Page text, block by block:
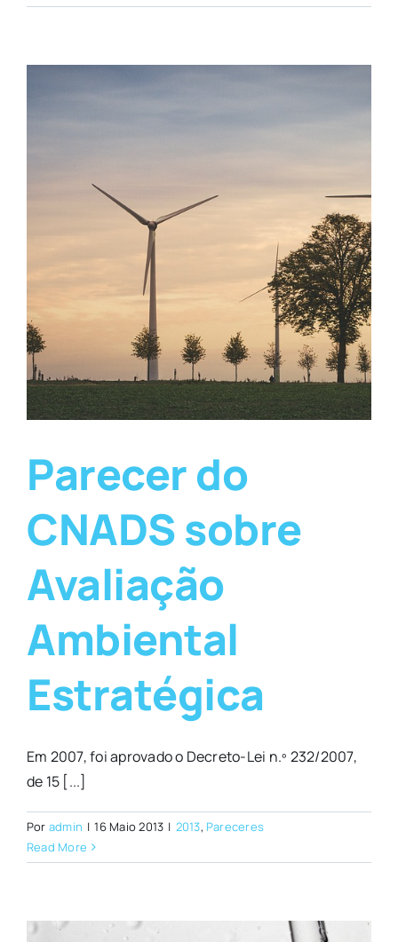
Parecer do
CNADS sobre
Avaliação
Ambiental
Estratégica
Em 2007, foi aprovado o Decreto-Lei n.º 232/2007,
de 15 [...]
Por admin | 16 Maio 2013 | 2013, Pareceres
Read More